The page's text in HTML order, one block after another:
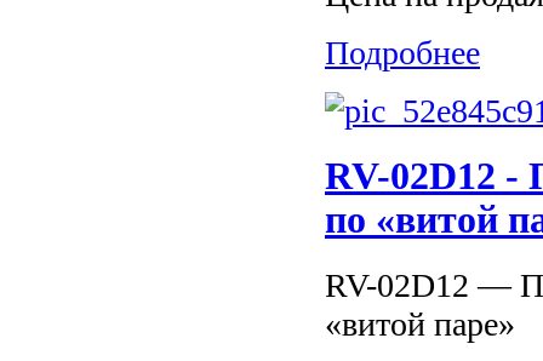
Подробнее
RV-02D12 -
по «витой
RV-02D12 —
«витой паре»